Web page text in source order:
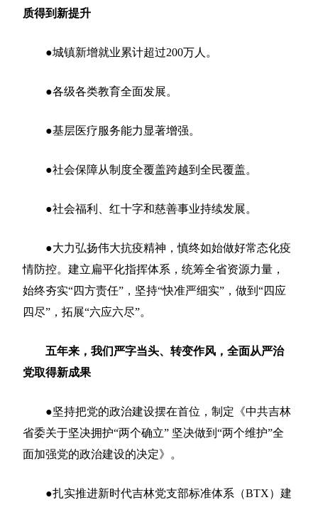
质得到新提升
●城镇新增就业累计超过200万人。
●各级各类教育全面发展。
●基层医疗服务能力显著增强。
●社会保障从制度全覆盖跨越到全民覆盖。
●社会福利、红十字和慈善事业持续发展。
●大力弘扬伟大抗疫精神，慎终如始做好常态化疫
情防控。建立扁平化指挥体系，统筹全省资源力量，
始终夯实“四方责任”，坚持“快准严细实”，做到“四应
四尽”，拓展“六应六尽”。
五年来，我们严字当头、转变作风，全面从严治
党取得新成果
●坚持把党的政治建设摆在首位，制定《中共吉林
省委关于坚决拥护“两个确立” 坚决做到“两个维护”全
面加强党的政治建设的决定》。
●扎实推进新时代吉林党支部标准体系（BTX）建